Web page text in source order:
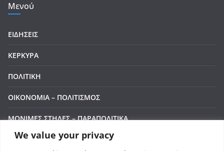
We value your privacy
Μενού
ΕΙΔΗΣΕΙΣ
ΚΕΡΚΥΡΑ
ΠΟΛΙΤΙΚΗ
ΟΙΚΟΝΟΜΙΑ – ΠΟΛΙΤΙΣΜΟΣ
ΜΟΝΙΜΕΣ ΣΤΗΛΕΣ – ΠΑΡΑΠΟΛΙΤΙΚΑ
ΒΙΝΤΕΟ